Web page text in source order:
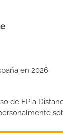
en 2026
de FP a